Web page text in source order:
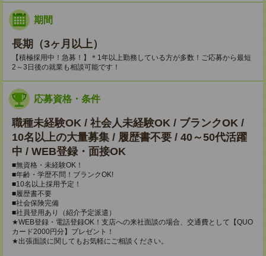
期間
長期（3ヶ月以上）
【積極採用中！急募！】＊1年以上勤務している方が多数！ご応募から最短
2～3日後の就業も相談可能です！
応募資格・条件
職種未経験OK / 社会人未経験OK / ブランクOK /
10名以上の大量募集 / 履歴書不要 / 40～50代活躍
中 / WEB登録・面接OK
■無資格・未経験OK！
■年齢・学歴不問！ブランクOK!
■10名以上採用予定！
■履歴書不要
■社会保険完備
■社員登用あり（紹介予定派遣）
★WEB登録・電話登録OK！支店への来社面談の場合、交通費として【QUO
カード2000円分】プレゼント！
★出張面談に関してもお気軽にご相談ください。